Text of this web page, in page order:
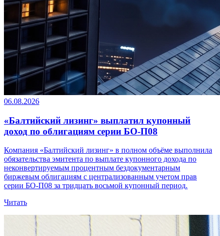
06.08.2026
«Балтийский лизинг» выплатил купонный
доход по облигациям серии БО-П08
Компания «Балтийский лизинг» в полном объёме выполнила
обязательства эмитента по выплате купонного дохода по
неконвертируемым процентным бездокументарным
биржевым облигациям с централизованным учетом прав
серии БО-П08 за тридцать восьмой купонный период.
Читать